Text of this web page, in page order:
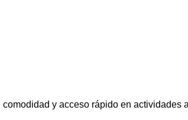
y acceso rápido en actividades